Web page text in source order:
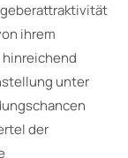
ihrem
unter
der